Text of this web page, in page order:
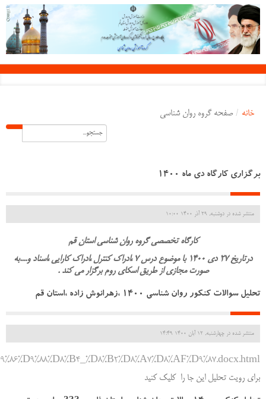
خانه / صفحه گروه روان شناسی
برگزاری کارگاه دی ماه 1400
منتشر شده در دوشنبه, 29 آذر 1400 10:00
کارگاه تخصصی گروه روان شناسی استان قم
درتاریخ 27 دی 1400 با موضوع درس 7 ،ادراک کنترل ،ادراک کارایی ،اسناد و....به
صورت مجازی از طریق اسکای روم برگزار می کند .
تحلیل سوالات کنکور روان شناسی ۱۴۰۰ ،زهرانوش زاده ،استان قم
منتشر شده در چهارشنبه, 12 آبان 1400 14:49
برای رویت تحلیل این جا را کلیک کنید